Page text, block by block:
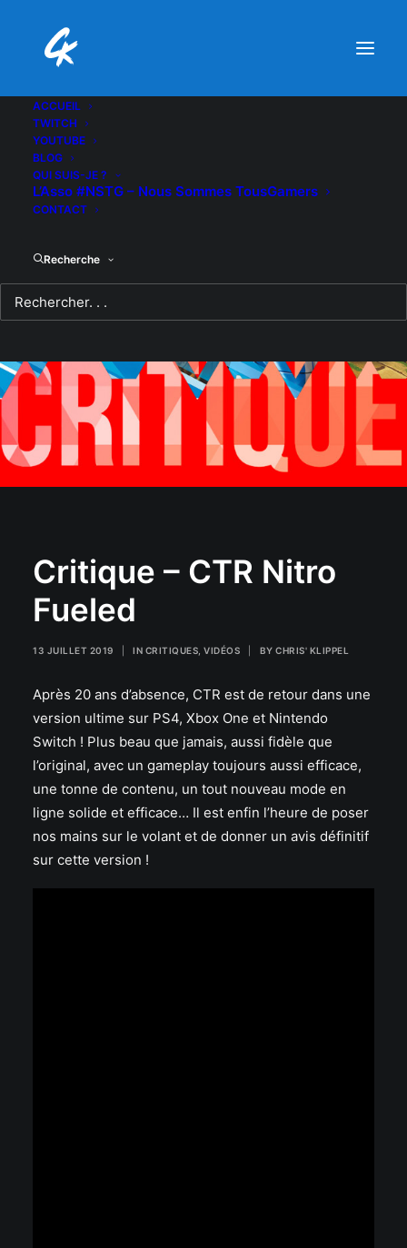
ACCUEIL
TWITCH
YOUTUBE
BLOG
QUI SUIS-JE ?
L’Asso #NSTG – Nous Sommes TousGamers
CONTACT
Recherche
Critique – CTR Nitro
Fueled
13 JUILLET 2019 IN CRITIQUES VIDÉOS BY CHRIS' KLIPPEL
Après 20 ans d’absence, CTR est de retour dans une
version ultime sur PS4, Xbox One et Nintendo
Switch ! Plus beau que jamais, aussi fidèle que
l’original, avec un gameplay toujours aussi efficace,
une tonne de contenu, un tout nouveau mode en
ligne solide et efficace… Il est enfin l’heure de poser
nos mains sur le volant et de donner un avis définitif
sur cette version !